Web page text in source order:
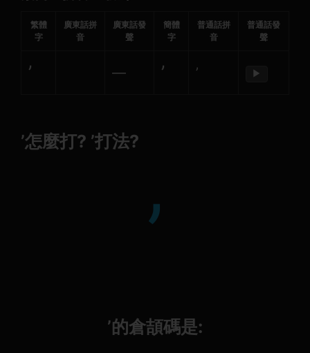
繁體
字
廣東話拼
音
廣東話發
聲
簡體
字
普通話拼
音
普通話發
聲
’ — ’ ’ ▶
’怎麼打? ’打法?
’
’的倉頡碼是: